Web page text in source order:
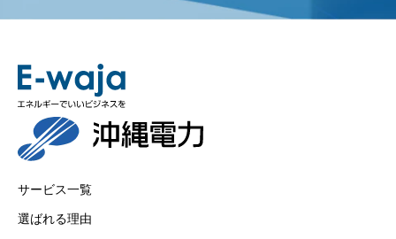
サービス一覧
選ばれる理由